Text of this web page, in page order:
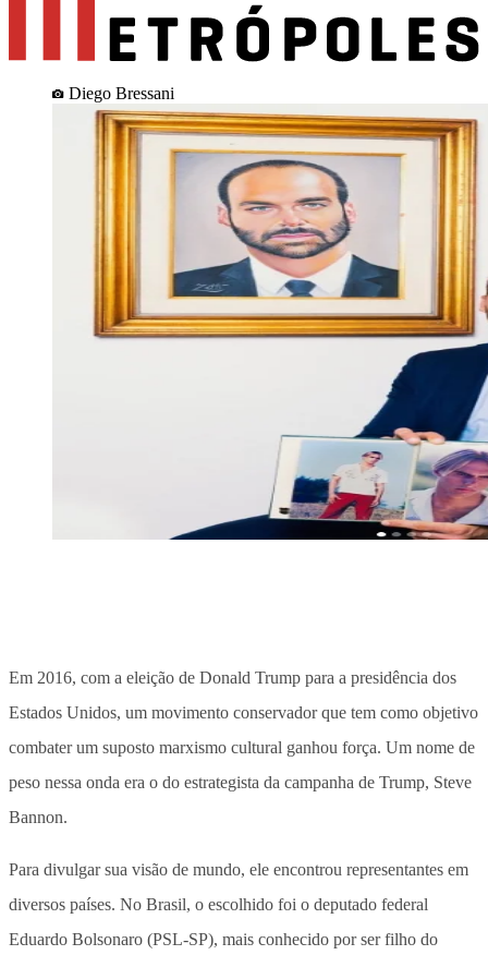
Diego Bressani
Em 2016, com a eleição de Donald Trump para a presidência dos
Estados Unidos, um movimento conservador que tem como objetivo
combater um suposto marxismo cultural ganhou força. Um nome de
peso nessa onda era o do estrategista da campanha de Trump, Steve
Bannon.
Para divulgar sua visão de mundo, ele encontrou representantes em
diversos países. No Brasil, o escolhido foi o deputado federal
Eduardo Bolsonaro (PSL-SP), mais conhecido por ser filho do